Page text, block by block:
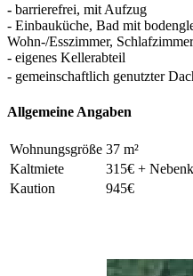
- barrierefrei, mit Aufzug
- Einbauküche, Bad mit
Wohn-/Esszimmer, Schlafzimmer
- eigenes Kellerabteil
- gemeinschaftlich genutzter
Allgemeine Angaben
Wohnungsgröße 37 m²
Kaltmiete
315€ +
Kaution
945€